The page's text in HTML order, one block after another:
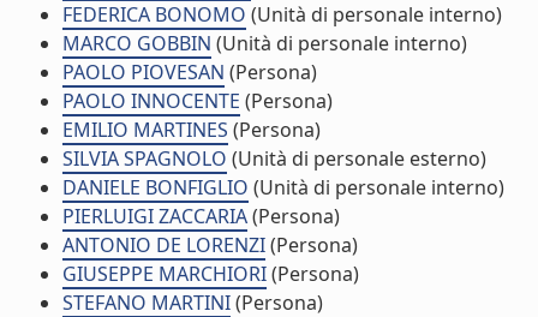
FEDERICA BONOMO (Unità di personale interno)
MARCO GOBBIN (Unità di personale interno)
PAOLO PIOVESAN (Persona)
PAOLO INNOCENTE (Persona)
EMILIO MARTINES (Persona)
SILVIA SPAGNOLO (Unità di personale esterno)
DANIELE BONFIGLIO (Unità di personale interno)
PIERLUIGI ZACCARIA(Persona)
ANTONIO DE LORENZI(Persona)
GIUSEPPE MARCHIORI(Persona)
STEFANO MARTINI(Persona)